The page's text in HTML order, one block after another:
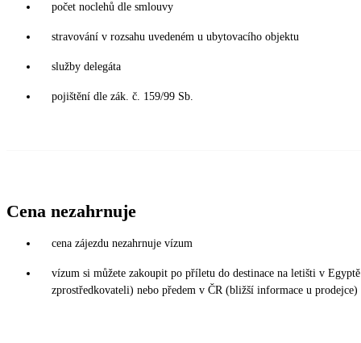
počet noclehů dle smlouvy
stravování v rozsahu uvedeném u ubytovacího objektu
služby delegáta
pojištění dle zák. č. 159/99 Sb.
Cena nezahrnuje
cena zájezdu nezahrnuje vízum
vízum si můžete zakoupit po příletu do destinace na letišti v
zprostředkovateli) nebo předem v ČR (bližší informace u prodejce)